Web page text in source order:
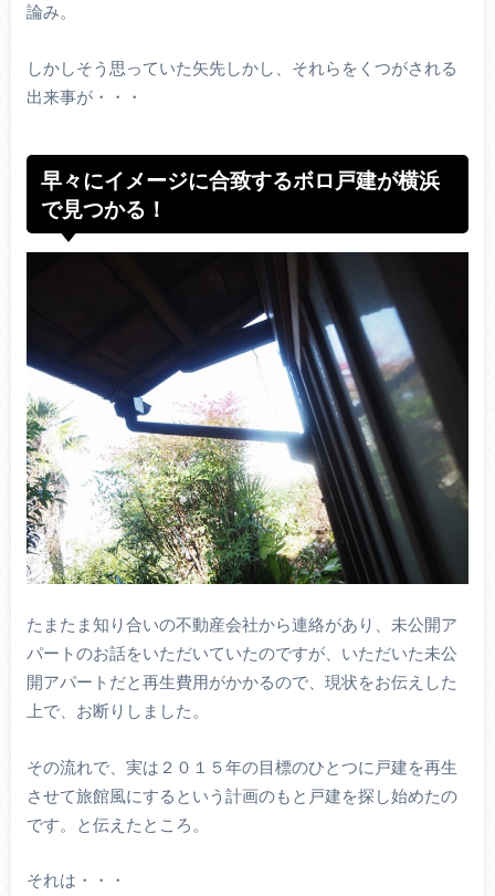
論み。
しかしそう思っていた矢先しかし、それらをくつがされる
出来事が・・・
早々にイメージに合致するボロ戸建が横浜
で見つかる！
たまたま知り合いの不動産会社から連絡があり、未公開ア
パートのお話をいただいていたのですが、いただいた未公
開アパートだと再生費用がかかるので、現状をお伝えした
上で、お断りしました。
その流れで、実は２０１５年の目標のひとつに戸建を再生
させて旅館風にするという計画のもと戸建を探し始めたの
です。と伝えたところ。
それは・・・